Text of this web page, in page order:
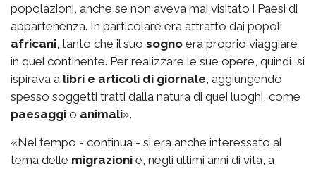
popolazioni, anche se non aveva mai visitato i Paesi di
appartenenza. In particolare era attratto dai popoli
africani , tanto che il suo sogno era proprio viaggiare
in quel continente. Per realizzare le sue opere, quindi, si
ispirava a libri e articoli di giornale , aggiungendo
spesso soggetti tratti dalla natura di quei luoghi, come
paesaggi o animali».
«Nel tempo - continua - si era anche interessato al
tema delle migrazioni e, negli ultimi anni di vita, a